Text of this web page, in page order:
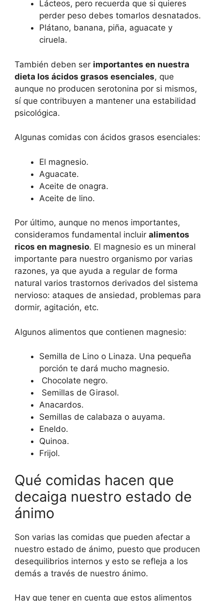
Lácteos, pero recuerda que si quieres
perder peso debes tomarlos desnatados.
Plátano, banana, piña, aguacate y
ciruela.
También deben ser importantes en nuestra
dieta los ácidos grasos esenciales, que
aunque no producen serotonina por si mismos,
sí que contribuyen a mantener una estabilidad
psicológica.
Algunas comidas con ácidos grasos esenciales:
El magnesio.
Aguacate.
Aceite de onagra.
Aceite de lino.
Por último, aunque no menos importantes,
consideramos fundamental incluir alimentos
ricos en magnesio. El magnesio es un mineral
importante para nuestro organismo por varias
razones, ya que ayuda a regular de forma
natural varios trastornos derivados del sistema
nervioso: ataques de ansiedad, problemas para
dormir, agitación, etc.
Algunos alimentos que contienen magnesio:
Semilla de Lino o Linaza. Una pequeña
porción te dará mucho magnesio.
Chocolate negro.
Semillas de Girasol.
Anacardos.
Semillas de calabaza o auyama.
Eneldo.
Quinoa.
Frijol.
Qué comidas hacen que
decaiga nuestro estado de
ánimo
Son varias las comidas que pueden afectar a
nuestro estado de ánimo, puesto que producen
desequilibrios internos y esto se refleja a los
demás a través de nuestro ánimo.
Hay que tener en cuenta que estos alimentos